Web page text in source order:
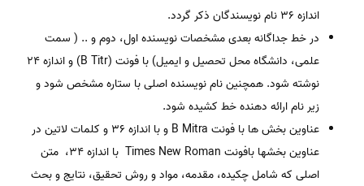
اندازه 36 نام نویسندگان ذکر گردد.
در خط جداگانه بعدی مشخصات نویسنده اول، دوم و .. ( سمت
علمی، دانشگاه محل تحصیل و ایمیل) با فونت (B Titr) و اندازه ۲4
نوشته شود. همچنین نام نویسنده اصلی با ستاره مشخص شود و
زیر نام ارائه دهنده خط کشیده شود.
عناوین بخش ها با فونت B Mitra و با اندازه 36 و کلمات لاتین در
عناوین بخش­ها بافونت Times New Roman با اندازه 34، متن
اصلی که شامل چکیده، مقدمه، مواد و روش تحقیق، نتایج و بحث